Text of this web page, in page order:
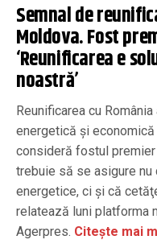
Semnal de
Moldova. Fost
‘Reunificarea e
noastră’
Reunificarea cu
energetică şi
consideră fostul
trebuie să se asigure nu
energetice, ci şi că
relatează luni platforma
Agerpres. Citește mai